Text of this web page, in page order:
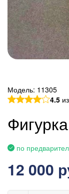
Модель: 11305
4.5
по
12 000